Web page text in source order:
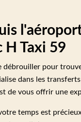
H Taxi 59
débrouiller pour
dans les
vous offrir une
temps est